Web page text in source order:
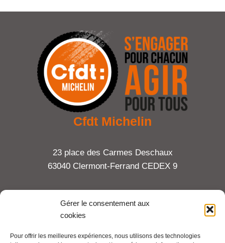
Gérer le consentement aux
cookies
Pour offrir les meilleures expériences, nous utilisons des technologies
Cfdt Michelin
23 place des Carmes Deschaux
63040 Clermont-Ferrand CEDEX 9